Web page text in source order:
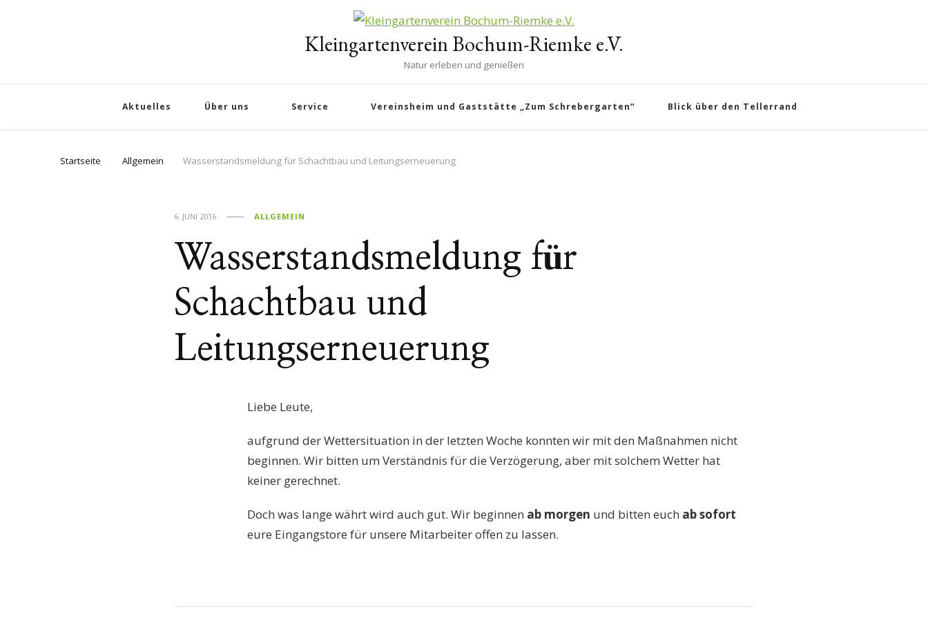
Kleingartenverein Bochum-Riemke e.V.
Natur erleben und genießen
Aktuelles Über uns Service Vereinsheim und Gaststätte „Zum Schrebergarten“ Blick über den Tellerrand
Startseite Allgemein Wasserstandsmeldung für Schachtbau und Leitungserneuerung
6. JUNI 2016 ALLGEMEIN
Wasserstandsmeldung für
Schachtbau und
Leitungserneuerung
Liebe Leute,
aufgrund der Wettersituation in der letzten Woche konnten wir mit den Maßnahmen nicht
beginnen. Wir bitten um Verständnis für die Verzögerung, aber mit solchem Wetter hat
keiner gerechnet.
Doch was lange währt wird auch gut. Wir beginnen ab morgen und bitten euch ab sofort
eure Eingangstore für unsere Mitarbeiter offen zu lassen.